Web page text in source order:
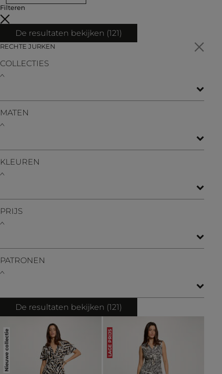
Filteren
De resultaten bekijken (121)
RECHTE JURKEN
COLLECTIES
MATEN
KLEUREN
PRIJS
PATRONEN
De resultaten bekijken (121)
Nieuwe collectie LAGE PRIJS